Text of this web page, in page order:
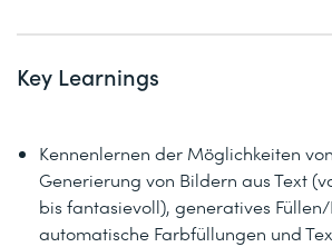
Key Learnings
Kennenlernen der Möglichkeiten
Generierung von Bildern aus Text
bis fantasievoll), generatives
automatische Farbfüllungen und